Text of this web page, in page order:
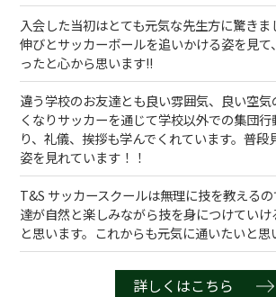
入会した当初はとても元気な先生方に驚き
伸びとサッカーボールを追いかける姿を見
ったと心から思います!!
違う学校のお友達とも良い雰囲気、良い空
くなりサッカーを通じて学校以外での集団
り、礼儀、挨拶も学んでくれています。普段
姿を見れています！！
T&S サッカースクールは無理に技を教える
達が自然と楽しみながら技を身につけてい
と思います。これからも元気に通いたいと思
詳しくはこちら